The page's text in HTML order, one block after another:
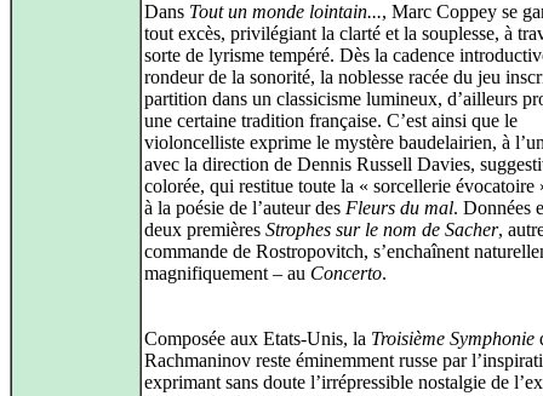
Dans Tout un monde lointain..., Marc Coppey se
tout excès, privilégiant la clarté et la souplesse, à
sorte de lyrisme tempéré. Dès la cadence
rondeur de la sonorité, la noblesse racée du jeu
partition dans un classicisme lumineux, d’ailleurs
une certaine tradition française. C’est ainsi que le
violoncelliste exprime le mystère baudelairien, à
avec la direction de Dennis Russell Davies,
colorée, qui restitue toute la « sorcellerie évocatoire
à la poésie de l’auteur des Fleurs du mal. Données
deux premières Strophes sur le nom de Sacher,
commande de Rostropovitch, s’enchaînent
magnifiquement – au Concerto.
Composée aux Etats-Unis, la Troisième Symphonie
Rachmaninov reste éminemment russe par
exprimant sans doute l’irrépressible nostalgie de